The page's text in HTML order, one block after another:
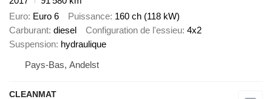
Euro Euro 6 Puissance 160 ch (118 kW)
Carburant diesel Configuration de l'essieu 4x2
Suspension hydraulique
Pays-Bas, Andelst
CLEANMAT